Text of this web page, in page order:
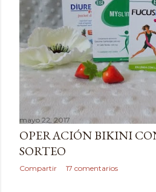
mayo 22, 2017
OPERACIÓN BIKINI
SORTEO
Compartir 17 comentarios